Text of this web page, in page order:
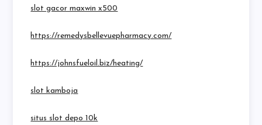
slot gacor maxwin x500
https://remedysbellevuepharmacy.com/
https://johnsfueloil.biz/heating/
slot kamboja
situs slot depo 10k